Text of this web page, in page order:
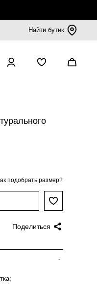
Найти бутик
подобрать размер?
Поделиться
-